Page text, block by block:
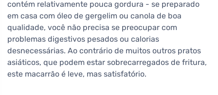
contém relativamente pouca gordura - se preparado
em casa com óleo de gergelim ou canola de boa
qualidade, você não precisa se preocupar com
problemas digestivos pesados ou calorias
desnecessárias. Ao contrário de muitos outros pratos
asiáticos, que podem estar sobrecarregados de fritura,
este macarrão é leve, mas satisfatório.